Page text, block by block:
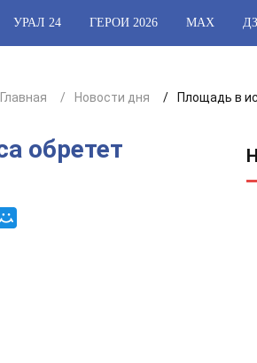
УРАЛ 24 ГЕРОИ 2026 МАХ
Главная Новости дня Площадь в
обретет